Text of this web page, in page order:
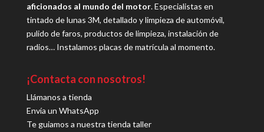
aficionados al mundo del motor. Especialistas en
tintado de lunas 3M, detallado y limpieza de automóvil,
pulido de faros, productos de limpieza, instalación de
radios… Instalamos placas de matrícula al momento.
¡Contacta con nosotros!
Llámanos a tienda
Envía un WhatsApp
Te guiamos a nuestra tienda taller